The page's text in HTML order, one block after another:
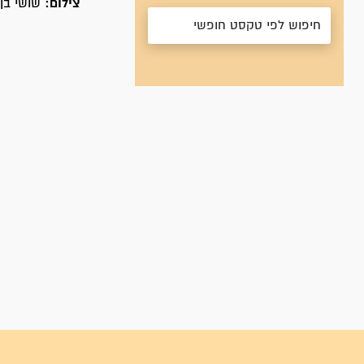
צילום: שושי